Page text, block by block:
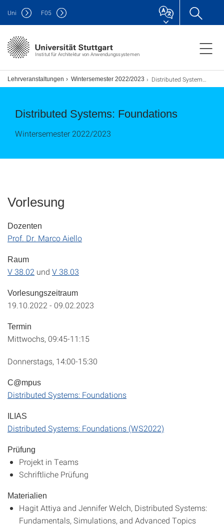
Institut für Architektur von Anwendungssystemen
Uni F05
Lehrveranstaltungen Wintersemester 2022/2023 Distributed Systems: Foundations
Distributed Systems: Foundations
Wintersemester 2022/2023
Vorlesung
Dozenten
Prof. Dr. Marco Aiello
Raum
V 38.02 und V 38.03
Vorlesungszeitraum
19.10.2022 - 09.02.2023
Termin
Mittwochs, 09:45-11:15
Donnerstags, 14:00-15:30
C@mpus
Distributed Systems: Foundations
ILIAS
Distributed Systems: Foundations (WS2022)
Prüfung
Projekt in Teams
Schriftliche Prüfung
Materialien
Hagit Attiya and Jennifer Welch, Distributed Systems:
Fundamentals, Simulations, and Advanced Topics